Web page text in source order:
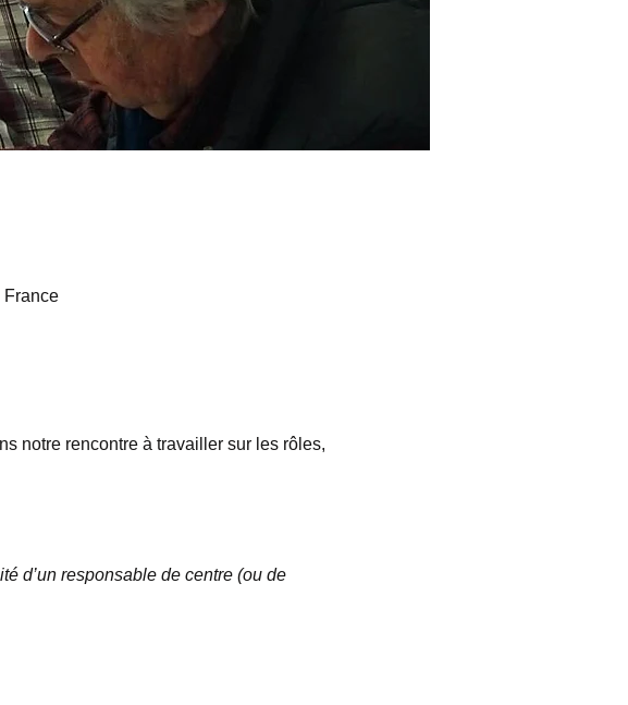
France
notre rencontre à travailler sur les rôles,
d’un responsable de centre (ou de